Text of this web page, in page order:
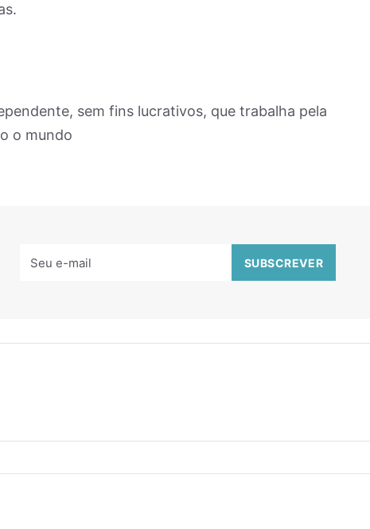
sem fins lucrativos, que trabalha pela
o mundo